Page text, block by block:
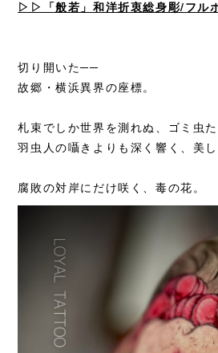
▷▷「般若」和洋折衷総身彫/フル
切り開いた──
故郷・横浜異界の座標。
札束でしか世界を測れぬ、
ゴミ虫
羽虫人の囁きよりも深く響く、美し
腐敗の対岸にだけ咲く、 毒の花。